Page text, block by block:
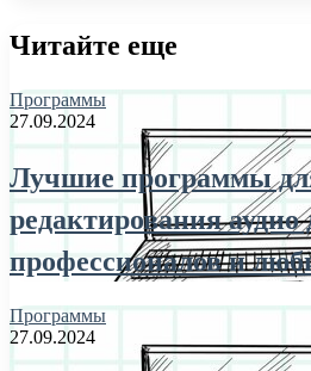
Читайте еще
Программы
27.09.2024
Лучшие программы
редактирования аудио
профессионалов и
Программы
27.09.2024